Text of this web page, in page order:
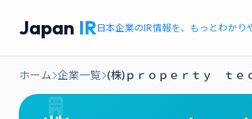
Japan IR日本企業のIR情報を、もっとわかり
ホーム 企業一覧 (株)ｐｒｏｐｅｒｔｙ ｔｅ